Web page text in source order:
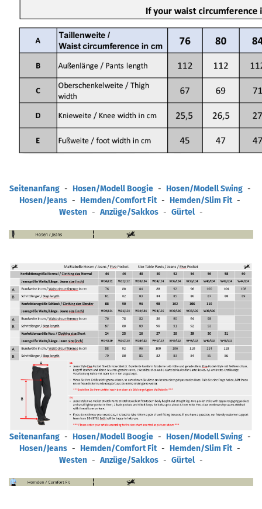
Seitenanfang- Hosen/Modell Boogie- Hosen/Modell Swing-
Hosen/Jeans - Hemden/Comfort Fit- Hemden/Slim Fit-
Westen - Anzüge/Sakkos - Gürtel -
Seitenanfang- Hosen/Modell Boogie- Hosen/Modell Swing-
Hosen/Jeans - Hemden/Comfort Fit- Hemden/Slim Fit-
Westen - Anzüge/Sakkos - Gürtel -